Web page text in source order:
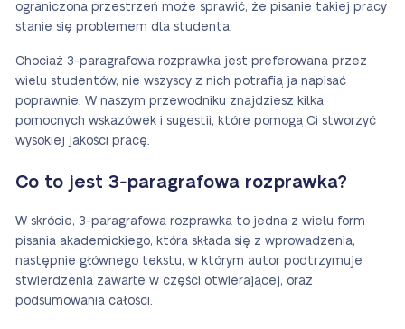
ograniczona przestrzeń może sprawić, że pisanie takiej pracy
stanie się problemem dla studenta.
Chociaż 3-paragrafowa rozprawka jest preferowana przez
wielu studentów, nie wszyscy z nich potrafią ją napisać
poprawnie. W naszym przewodniku znajdziesz kilka
pomocnych wskazówek i sugestii, które pomogą Ci stworzyć
wysokiej jakości pracę.
Co to jest 3-paragrafowa rozprawka?
W skrócie, 3-paragrafowa rozprawka to jedna z wielu form
pisania akademickiego, która składa się z wprowadzenia,
następnie głównego tekstu, w którym autor podtrzymuje
stwierdzenia zawarte w części otwierającej, oraz
podsumowania całości.